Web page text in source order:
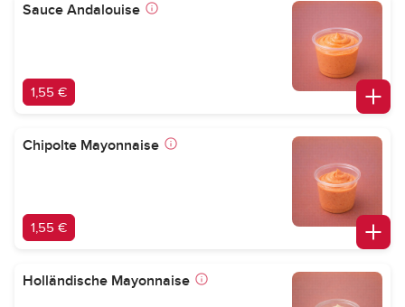
Sauce Andalouise
1,55 €
Chipolte Mayonnaise
1,55 €
Holländische Mayonnaise